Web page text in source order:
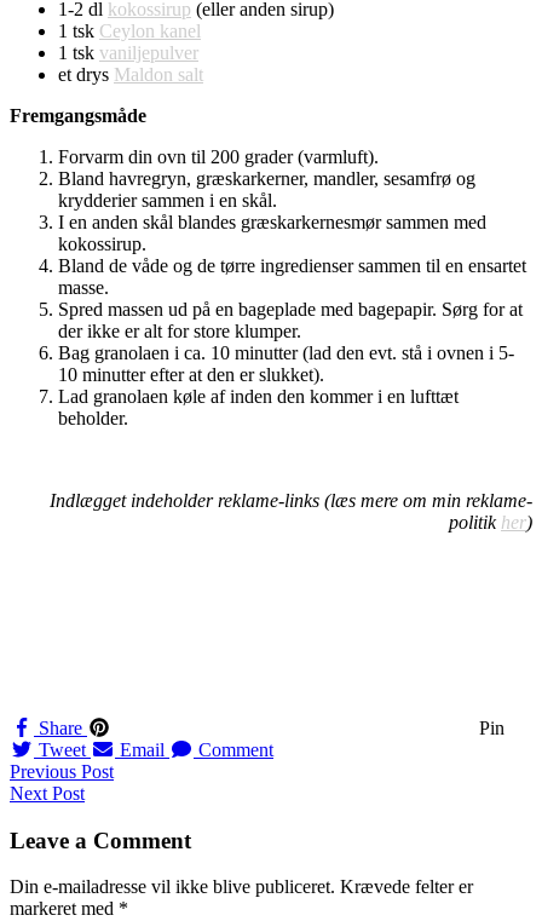
1-2 dl kokossirup (eller anden sirup)
1 tsk Ceylon kanel
1 tsk vaniljepulver
et drys Maldon salt
Fremgangsmåde
Forvarm din ovn til 200 grader (varmluft).
Bland havregryn, græskarkerner, mandler, sesamfrø og
krydderier sammen i en skål.
I en anden skål blandes græskarkernesmør sammen med
kokossirup.
Bland de våde og de tørre ingredienser sammen til en ensartet
masse.
Spred massen ud på en bageplade med bagepapir. Sørg for at
der ikke er alt for store klumper.
Bag granolaen i ca. 10 minutter (lad den evt. stå i ovnen i 5-
10 minutter efter at den er slukket).
Lad granolaen køle af inden den kommer i en lufttæt
beholder.
Indlægget indeholder reklame-links (læs mere om min reklame-
politik her)
Share
Pin
Tweet
Email Comment
Navigation
til
indlæg
Previous Post
Next Post
Leave a Comment
Din e-mailadresse vil ikke blive publiceret. Krævede felter er
markeret med *